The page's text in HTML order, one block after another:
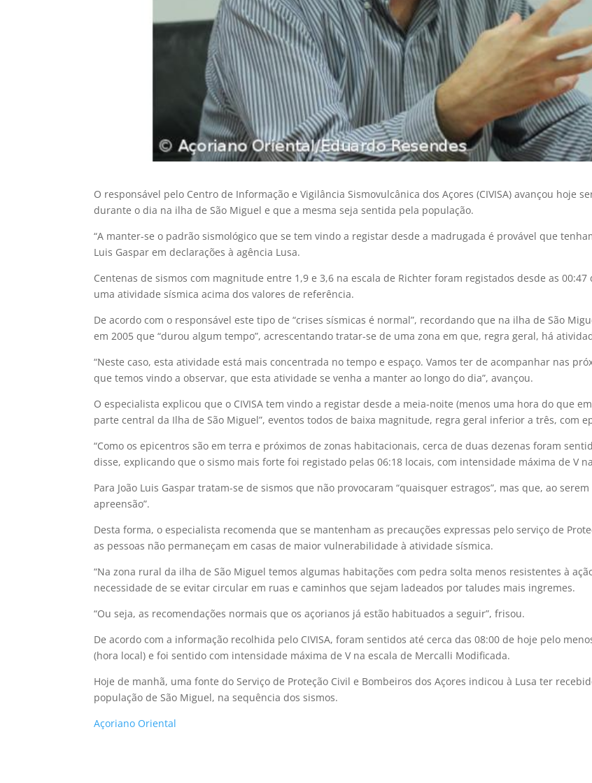
O responsável pelo Centro de Informação e Vigilância Sismovulcânica dos Açores (CIVISA) avançou hoje
durante o dia na ilha de São Miguel e que a mesma seja sentida pela população.
“A manter-se o padrão sismológico que se tem vindo a registar desde a madrugada é provável que
Luis Gaspar em declarações à agência Lusa.
Centenas de sismos com magnitude entre 1,9 e 3,6 na escala de Richter foram registados desde as
uma atividade sísmica acima dos valores de referência.
De acordo com o responsável este tipo de “crises sísmicas é normal”, recordando que na ilha de São
em 2005 que “durou algum tempo”, acrescentando tratar-se de uma zona em que, regra geral, há
“Neste caso, esta atividade está mais concentrada no tempo e espaço. Vamos ter de acompanhar nas
que temos vindo a observar, que esta atividade se venha a manter ao longo do dia”, avançou.
O especialista explicou que o CIVISA tem vindo a registar desde a meia-noite (menos uma hora do que
parte central da Ilha de São Miguel”, eventos todos de baixa magnitude, regra geral inferior a três, com
“Como os epicentros são em terra e próximos de zonas habitacionais, cerca de duas dezenas foram
disse, explicando que o sismo mais forte foi registado pelas 06:18 locais, com intensidade máxima de V
Para João Luis Gaspar tratam-se de sismos que não provocaram “quaisquer estragos”, mas que, ao
apreensão”.
Desta forma, o especialista recomenda que se mantenham as precauções expressas pelo serviço de
as pessoas não permaneçam em casas de maior vulnerabilidade à atividade sísmica.
“Na zona rural da ilha de São Miguel temos algumas habitações com pedra solta menos resistentes à
necessidade de se evitar circular em ruas e caminhos que sejam ladeados por taludes mais ingremes.
“Ou seja, as recomendações normais que os açorianos já estão habituados a seguir”, frisou.
De acordo com a informação recolhida pelo CIVISA, foram sentidos até cerca das 08:00 de hoje pelo
(hora local) e foi sentido com intensidade máxima de V na escala de Mercalli Modificada.
Hoje de manhã, uma fonte do Serviço de Proteção Civil e Bombeiros dos Açores indicou à Lusa ter
população de São Miguel, na sequência dos sismos.
Açoriano Oriental